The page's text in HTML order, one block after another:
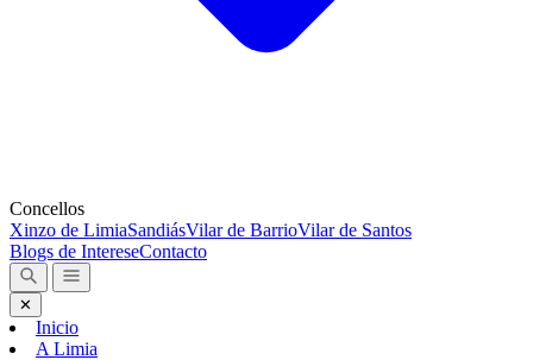
Concellos
Xinzo de LimiaSandiásVilar de BarrioVilar de Santos
Blogs de IntereseContacto
✕
Inicio
A Limia